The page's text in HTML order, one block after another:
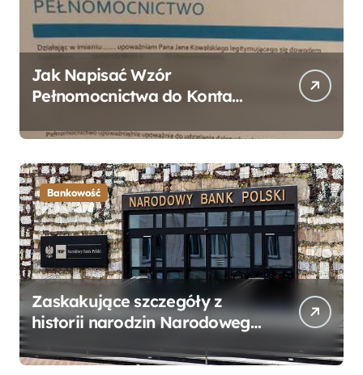
Jak Napisać Wzór
Pełnomocnictwa do Konta
Przewodnik
Bankowość
Zaskakujące szczegóły z
historii narodzin Narodowego
mogłeś nie wiedzieć